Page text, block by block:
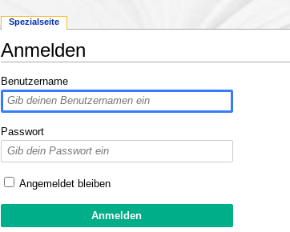
Anmelden
Benutzername
Passwort
Angemeldet bleiben
Spezialseite